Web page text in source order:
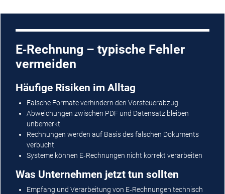
E‑Rechnung – typische Fehler
vermeiden
Häufige Risiken im Alltag
Falsche Formate verhindern den Vorsteuerabzug
Abweichungen zwischen PDF und Datensatz bleiben
unbemerkt
Rechnungen werden auf Basis des falschen Dokuments
verbucht
Systeme können E‑Rechnungen nicht korrekt verarbeiten
Was Unternehmen jetzt tun sollten
Empfang und Verarbeitung von E‑Rechnungen technisch